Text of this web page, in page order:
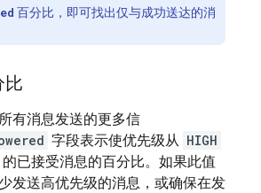
百分比，即可找出仅与成功送达的消
比
有消息发送的更多信
字段表示使优先级从 HIGH
的已接受消息的百分比。如果此值
发送高优先级的消息，或确保在发